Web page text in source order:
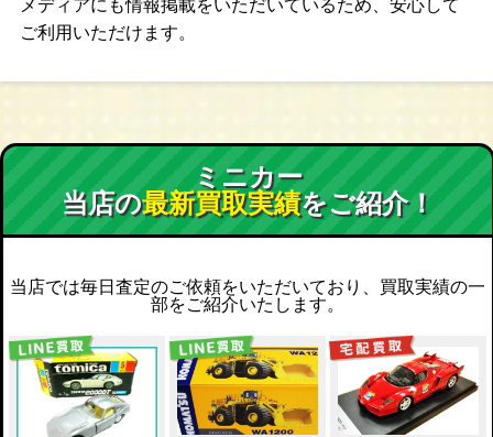
メディアにも情報掲載をいただいているため、安心して
ご利用いただけます。
ミニカー
当店の最新買取実績をご紹介！
当店では毎日査定のご依頼をいただいており、買取実績の一
部をご紹介いたします。